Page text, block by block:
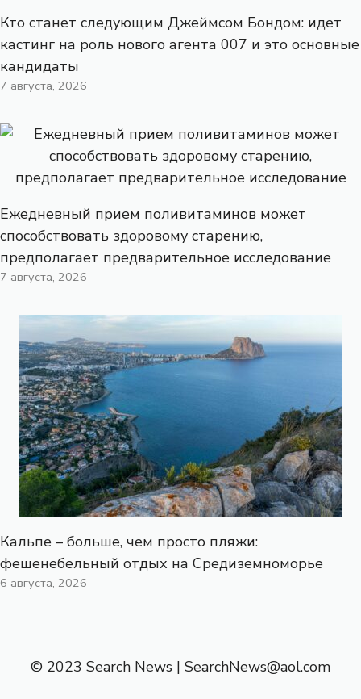
Кто станет следующим Джеймсом Бондом: идет
кастинг на роль нового агента 007 и это основные
кандидаты
7 августа, 2026
Ежедневный прием поливитаминов может
способствовать здоровому старению,
предполагает предварительное исследование
7 августа, 2026
Кальпе – больше, чем просто пляжи:
фешенебельный отдых на Средиземноморье
6 августа, 2026
© 2023 Search News | SearchNews@aol.com